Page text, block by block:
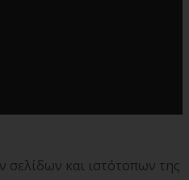
και ιστότοπων της